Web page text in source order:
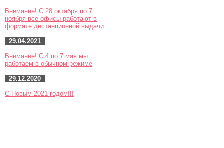
Внимание! С 28 октября по 7
ноября все офисы работают в
формате дистанционной выдачи
29.04.2021
Внимание! С 4 по 7 мая мы
работаем в обычном режиме
29.12.2020
С Новым 2021 годом!!!